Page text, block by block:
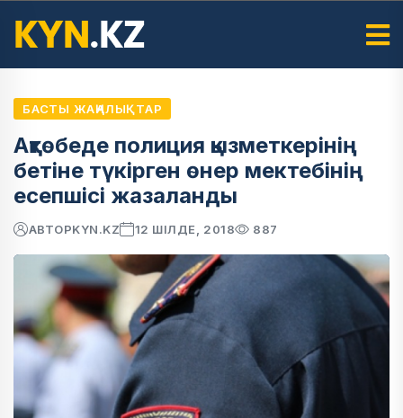
БАСТЫ ЖАҢАЛЫҚТАР
Ақтөбеде полиция қызметкерінің
бетіне түкірген өнер мектебінің
есепшісі жазаланды
АВТОРKYN.KZ 12 ШІЛДЕ, 2018 887